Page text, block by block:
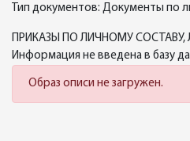
Тип документов: Документы по
ПРИКАЗЫ ПО ЛИЧНОМУ СОСТАВУ,
Информация не введена в базу
Образ описи не загружен.